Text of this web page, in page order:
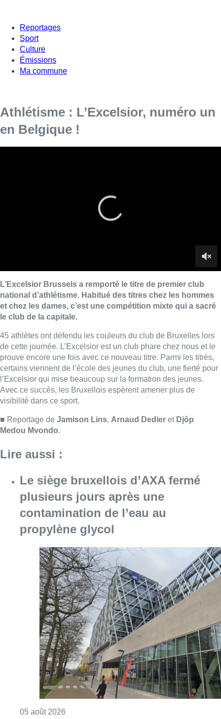
Reportages
Sport
Culture
Émissions
Ma commune
Athlétisme : L’Excelsior, numéro un
en Belgique !
45 athlètes ont défendu les couleurs du club de Bruxelles lors
de cette journée. L’Excelsior est un club phare chez nous et le
l’Excelsior qui mise beaucoup sur la formation des jeunes.
■ Reportage deJamison Lins,Arnaud DedieretDjôp
Medou Mvondo.
Lire aussi :
Le siège bruxellois d’AXA fermé
plusieurs jours après une
contamination de l’eau au
propylène glycol
05 août 2026Consulter l'article "Le siège bruxellois
Violente altercation à la station
Bourse: les deux suspects
impliqués restent en détention